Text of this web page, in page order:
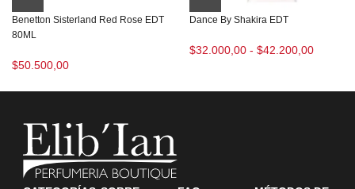
Benetton Sisterland Red Rose EDT
80ML
$50.500,00
Dance By Shakira EDT
$32.000,00 - $42.200,00